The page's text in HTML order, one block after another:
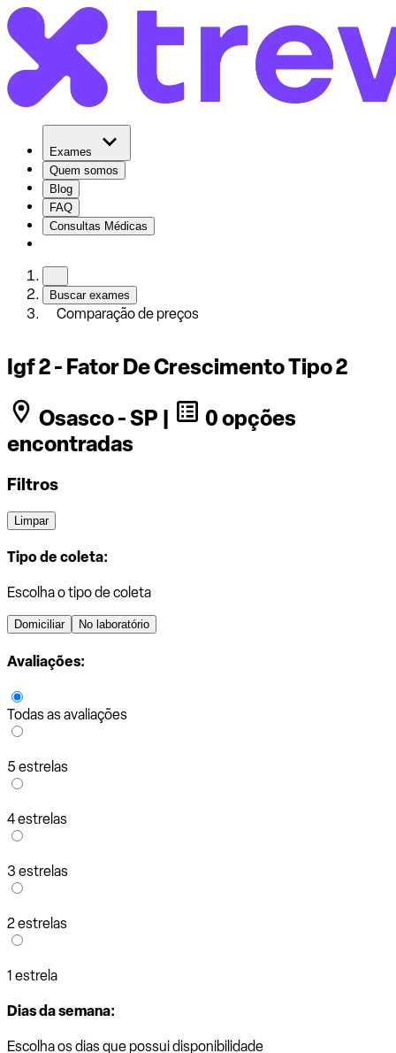
Exames
Quem somos
Blog
FAQ
Consultas Médicas
Buscar exames
Comparação de preços
Igf 2 - Fator De Crescimento Tipo 2
Osasco - SP |
0 opções
encontradas
Filtros
Limpar
Tipo de coleta:
Escolha o tipo de coleta
Domiciliar No laboratório
Avaliações:
Todas as avaliações
5 estrelas
4 estrelas
3 estrelas
2 estrelas
1 estrela
Dias da semana:
Escolha os dias que possui disponibilidade